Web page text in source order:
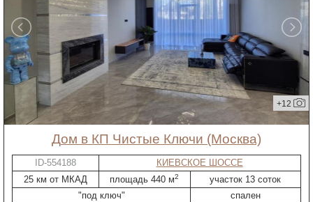
+12
дом в КП Чистые Ключи (Москва)
ID-554188
КИЕВСКОЕ ШОССЕ
25 км от МКАД
площадь 440 м2
участок 13 соток
"под ключ"
спален